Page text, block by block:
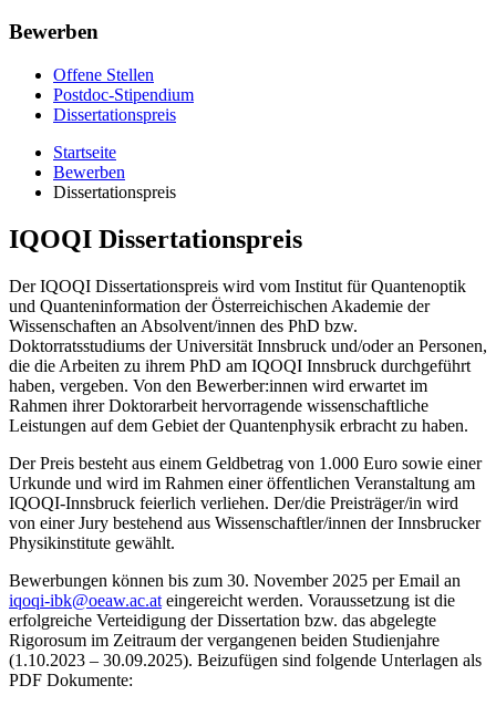
Bewerben
Offene Stellen
Postdoc-Stipendium
Dissertationspreis
Startseite
Bewerben
Dissertationspreis
IQOQI Dissertationspreis
Der IQOQI Dissertationspreis wird vom Institut für Quantenoptik
und Quanteninformation der Österreichischen Akademie der
Wissenschaften an Absolvent/innen des PhD bzw.
Doktorratsstudiums der Universität Innsbruck und/oder an Personen,
die die Arbeiten zu ihrem PhD am IQOQI Innsbruck durchgeführt
haben, vergeben. Von den Bewerber:innen wird erwartet im
Rahmen ihrer Doktorarbeit hervorragende wissenschaftliche
Leistungen auf dem Gebiet der Quantenphysik erbracht zu haben.
Der Preis besteht aus einem Geldbetrag von 1.000 Euro sowie einer
Urkunde und wird im Rahmen einer öffentlichen Veranstaltung am
IQOQI-Innsbruck feierlich verliehen. Der/die Preisträger/in wird
von einer Jury bestehend aus Wissenschaftler/innen der Innsbrucker
Physikinstitute gewählt.
Bewerbungen können bis zum 30. November 2025 per Email an
iqoqi-ibk@oeaw.ac.at eingereicht werden. Voraussetzung ist die
erfolgreiche Verteidigung der Dissertation bzw. das abgelegte
Rigorosum im Zeitraum der vergangenen beiden Studienjahre
(1.10.2023 – 30.09.2025). Beizufügen sind folgende Unterlagen als
PDF Dokumente: